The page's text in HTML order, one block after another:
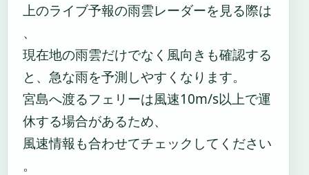
上のライブ予報の雨雲レーダーを見る際は
、
現在地の雨雲だけでなく風向きも確認する
と、急な雨を予測しやすくなります。
宮島へ渡るフェリーは風速10m/s以上で運
休する場合があるため、
風速情報も合わせてチェックしてください
。